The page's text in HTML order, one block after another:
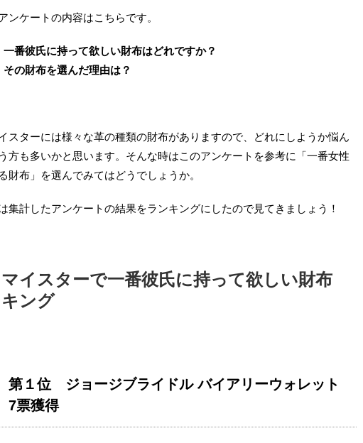
ンケートの内容はこちらです。
一番彼氏に持って欲しい財布はどれですか？
その財布を選んだ理由は？
スターには様々な革の種類の財布がありますので、どれにしようか悩ん
方も多いかと思います。そんな時はこのアンケートを参考に「一番女性
財布」を選んでみてはどうでしょうか。
集計したアンケートの結果をランキングにしたので見てきましょう！
イスターで一番彼氏に持って欲しい財布
ング
第１位 ジョージブライドル バイアリーウォレット
7票獲得